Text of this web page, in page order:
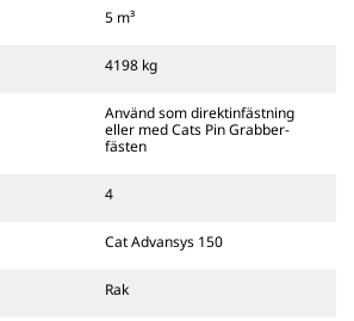
från fästets sekundära spärr som
Cats pinnmonterade
med bandgående grävmaskiner
311–352 och alla hjulburna
dikesbredd finns även tillgängliga.
det CW-anpassade redskapsfästet
redskapsfästets gångjärn. CW-
5 m³
4198 kg
Använd som direktinfästning
eller med Cats Pin Grabber-
fästen
4
Cat Advansys 150
Rak